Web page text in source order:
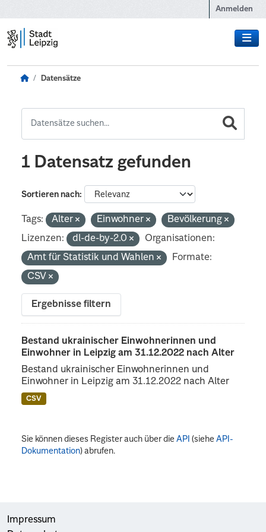
Anmelden
Datensätze
1 Datensatz gefunden
Sortieren nach
Tags: Alter Einwohner
Bevölkerung
Lizenzen:
dl-de-by-2.0
Organisationen:
Amt für Statistik und Wahlen
Formate:
CSV
Ergebnisse filtern
Bestand ukrainischer Einwohnerinnen und
Einwohner in Leipzig am 31.12.2022 nach Alter
Bestand ukrainischer Einwohnerinnen und
Einwohner in Leipzig am 31.12.2022 nach Alter
CSV
Sie können dieses Register auch über dieAPI (sieheAPI-
Dokumentation) abrufen.
Impressum